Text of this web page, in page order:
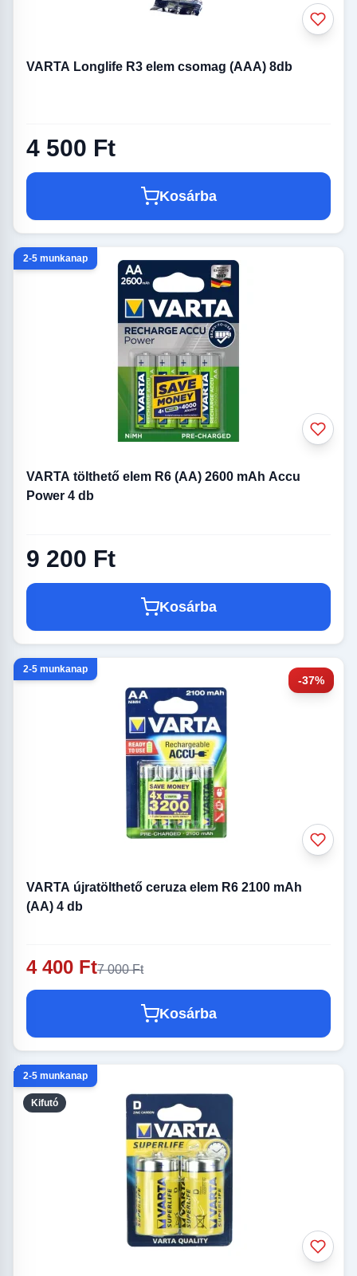
VARTA Longlife R3 elem csomag (AAA) 8db
4 500 Ft
Kosárba
2-5 munkanap
VARTA tölthető elem R6 (AA) 2600 mAh Accu
Power 4 db
9 200 Ft
Kosárba
-37%
2-5 munkanap
VARTA újratölthető ceruza elem R6 2100 mAh
(AA) 4 db
4 400 Ft7 000 Ft
Kosárba
Kifutó
2-5 munkanap